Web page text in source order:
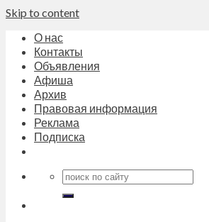
Skip to content
О нас
Контакты
Объявления
Афиша
Архив
Правовая информация
Реклама
Подписка